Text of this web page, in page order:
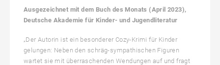
Ausgezeichnet mit dem Buch des Monats (April 2023),
Deutsche Akademie für Kinder- und Jugendliteratur
„Der Autorin ist ein besonderer Cozy-Krimi für Kinder
gelungen: Neben den schräg-sympathischen Figuren
wartet sie mit überraschenden Wendungen auf und fragt